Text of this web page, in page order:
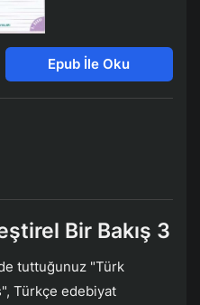
Epub İle Oku
Bir Bakış 3
tuttuğunuz "Türk
Türkçe edebiyat